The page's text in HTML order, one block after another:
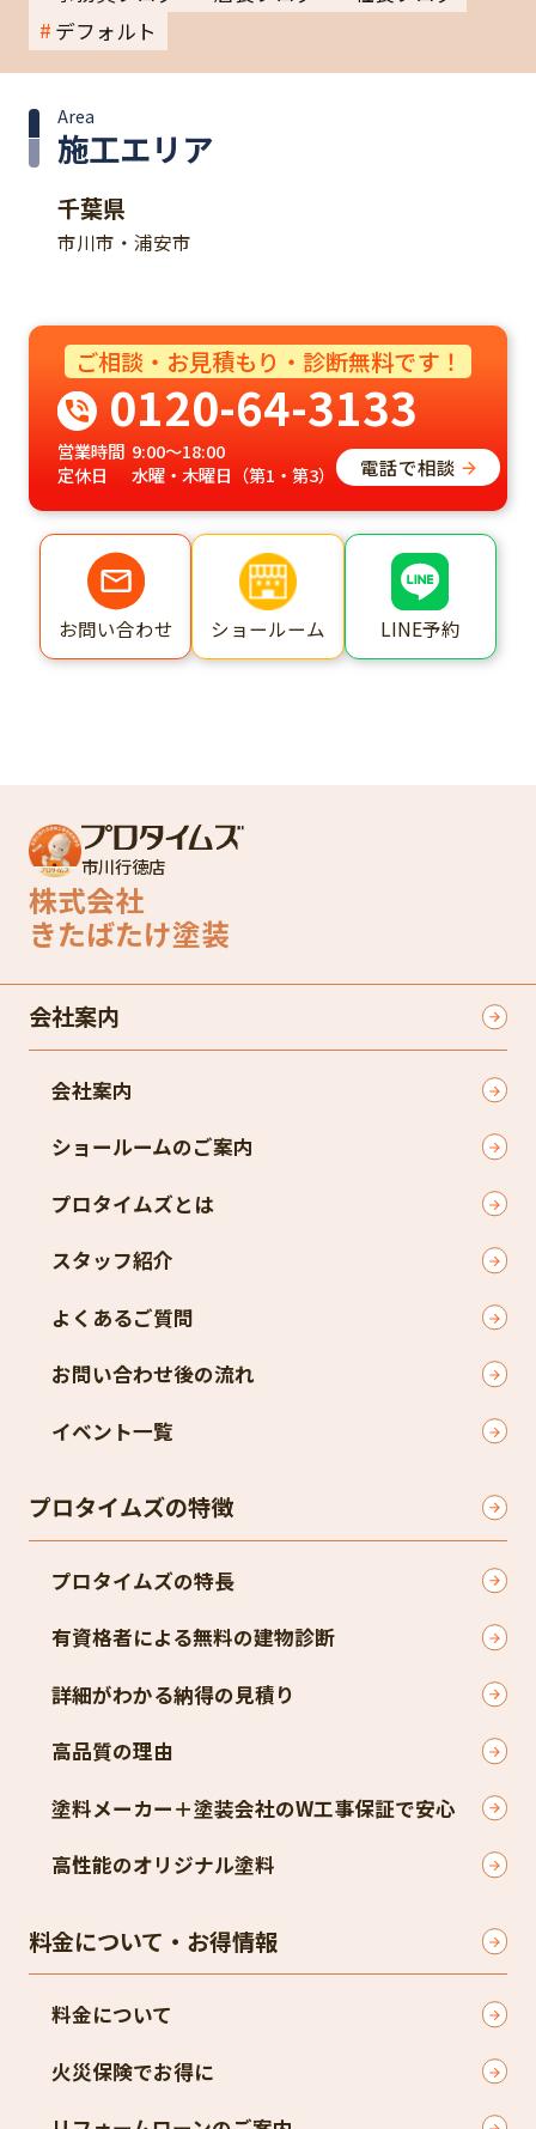
デフォルト
施工エリア
Area
千葉県
市川市・浦安市
ご相談・お見積もり・診断無料です！
0120-64-3133
営業時間 9:00～18:00
定休日
水曜・木曜日（第1・第3） 電話で相談
お問い合わせ ショールーム LINE予約
市川行徳店
株式会社
きたばたけ塗装
会社案内
会社案内
ショールームのご案内
プロタイムズとは
スタッフ紹介
よくあるご質問
お問い合わせ後の流れ
イベント一覧
プロタイムズの特徴
プロタイムズの特長
有資格者による無料の建物診断
詳細がわかる納得の見積り
高品質の理由
塗料メーカー＋塗装会社のW工事保証で安心
高性能のオリジナル塗料
料金について・お得情報
料金について
火災保険でお得に